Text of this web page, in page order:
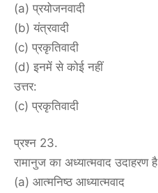
(a) प्रयोजनवादी
(b) यंत्रवादी
(c) प्रकृतिवादी
(d) इनमें से कोई नहीं
उत्तर:
(c) प्रकृतिवादी
प्रश्न 23.
रामानुज का अध्यात्मवाद उदाहरण है
(a) आत्मनिष्ठ आध्यात्मवाद